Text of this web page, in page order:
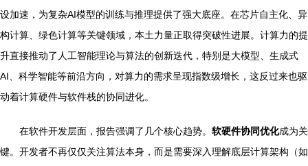
设加速，为复杂AI模型的训练与推理提供了强大底座。在芯片自主化、异
构计算、绿色计算等关键领域，本土力量正取得突破性进展。计算力的提
升直接推动了人工智能理论与算法的创新迭代，特别是大模型、生成式
AI、科学智能等前沿方向，对算力的需求呈现指数级增长，这反过来也驱
动着计算硬件与软件栈的协同进化。
在软件开发层面，报告强调了几个核心趋势。 软硬件协同优化成为关
键。开发者不再仅仅关注算法本身，而是需要深入理解底层计算架构（如